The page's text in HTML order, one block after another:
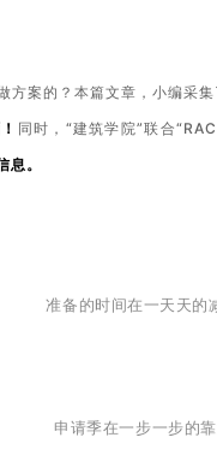
方案的？本篇文章，小编采
！ 同时，“建筑学院”联合
。
准备的时间在一天天的
申请季在一步一步的